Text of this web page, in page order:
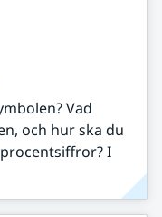
Vad
och hur ska du
I